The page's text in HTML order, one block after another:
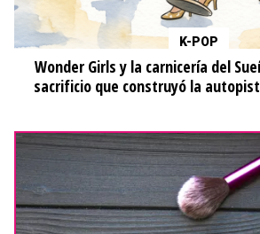
K-POP
Wonder Girls y la carnicería del
sacrificio que construyó la